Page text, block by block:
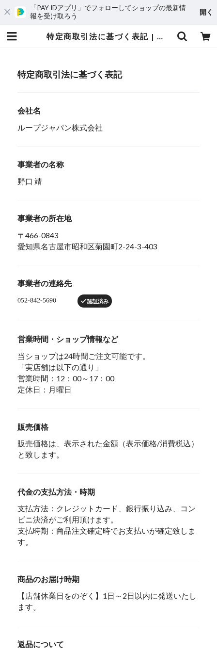
「PAY IDアプリ」でフォローしてショップの最新情
報を受け取ろう
開く
特定商取引法に基づく表記 | 桜山ジェラートLoop
特定商取引法に基づく表記
会社名
ループジャパン株式会社
事業者の名称
野口 靖
事業者の所在地
〒466-0843
愛知県名古屋市昭和区菊園町2-24-3-403
事業者の連絡先
認証済み
営業時間・ショップ情報など
当ショップは24時間ご注文可能です。
「実店舗は以下の通り」
営業時間：12：00～17：00
定休日：月曜日
販売価格
販売価格は、表示された金額（表示価格/消費税込）
と致します。
代金の支払方法・時期
支払方法：クレジットカード、銀行振り込み、コン
ビニ決済がご利用頂けます。
支払時期：商品注文確定時でお支払いが確定致しま
す。
商品のお届け時期
【店舗休業日をのぞく】1日～2日以内に発送いたし
ます。
返品について